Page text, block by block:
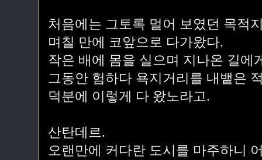
처음에는 그토록 멀어 보였던 목적
며칠 만에 코앞으로 다가왔다.
작은 배에 몸을 실으며 지나온 길에
그동안 험하다 욕지거리를 내뱉은
덕분에 이렇게 다 왔노라고.
산탄데르.
오랜만에 커다란 도시를 마주하니